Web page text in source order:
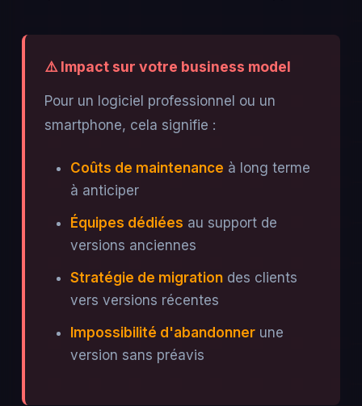
⚠️ Impact sur votre business model
Pour un logiciel professionnel ou un
smartphone, cela signifie :
Coûts de maintenance à long terme
à anticiper
Équipes dédiées au support de
versions anciennes
Stratégie de migrationdes clients
vers versions récentes
Impossibilité d'abandonnerune
version sans préavis